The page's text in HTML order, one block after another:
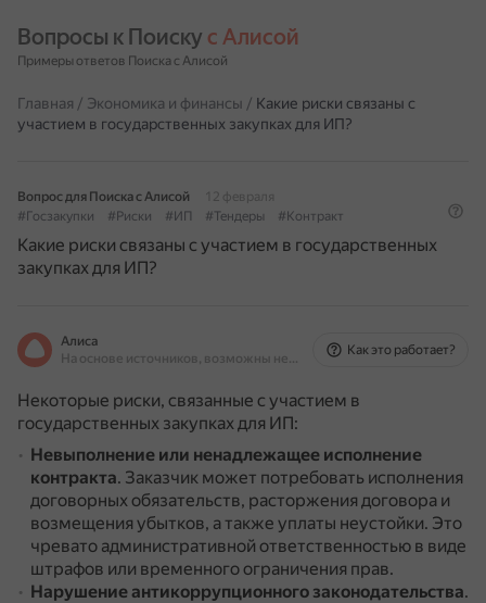
Вопросы к Поиску с Алисой
Примеры ответов Поиска с Алисой
Главная / Экономика и финансы / Какие риски связаны с
участием в государственных закупках для ИП?
Вопрос для Поиска с Алисой
12 февраля
#Госзакупки
#Риски #ИП #Тендеры #Контракт
Какие риски связаны с участием в государственных
закупках для ИП?
Алиса
На основе источников, возможны неточности
Как это работает?
Некоторые риски, связанные с участием в
государственных закупках для ИП:
Невыполнение или ненадлежащее исполнение
контракта. Заказчик может потребовать исполнения
договорных обязательств, расторжения договора и
возмещения убытков, а также уплаты неустойки. Это
чревато административной ответственностью в виде
штрафов или временного ограничения прав.
Нарушение антикоррупционного законодательства.